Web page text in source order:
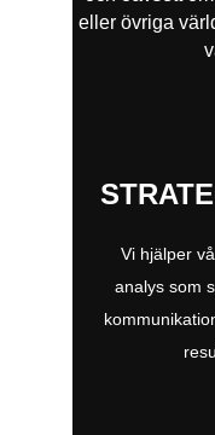
eller övriga
Vi hjälper
analys som